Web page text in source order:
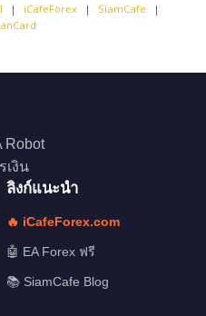
| iCafeForex | SiamCafe
|
Robot
เงิน
ลิงก์แนะนำ
🔥 iCafeForex.com
🤖 EA Forex ฟรี
📚 SiamCafe Blog